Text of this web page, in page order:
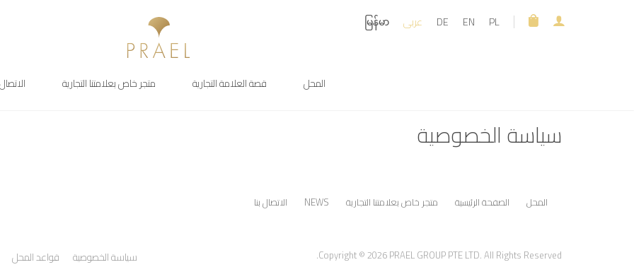
المحل قصة العلامة التجارية متجر خاص بعلامتنا التجارية
PL
EN
DE عربى မြန်မာ
سياسة الخصوصية
المحل الصفحة الرئيسية متجر خاص بعلامتنا التجارية NEWS الاتصال بنا
سياسة الخصوصية قواعد المحل Copyright © 2026 PRAEL GROUP PTE LTD. All Rights Reserved.